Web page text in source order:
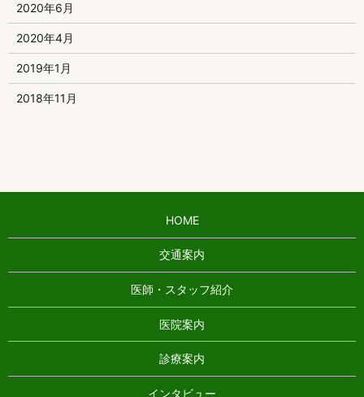
2020年6月
2020年4月
2019年1月
2018年11月
HOME
交通案内
医師・スタッフ紹介
医院案内
診療案内
インタビュー